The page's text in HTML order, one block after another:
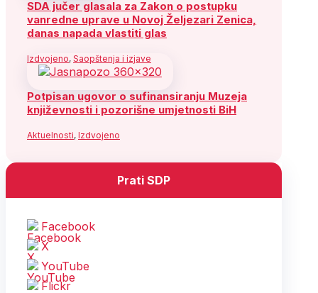
SDA jučer glasala za Zakon o postupku
vanredne uprave u Novoj Željezari Zenica,
danas napada vlastiti glas
Izdvojeno, Saopštenja i izjave
Potpisan ugovor o sufinansiranju Muzeja
književnosti i pozorišne umjetnosti BiH
Aktuelnosti, Izdvojeno
Prati SDP
Facebook
X
YouTube
Flickr